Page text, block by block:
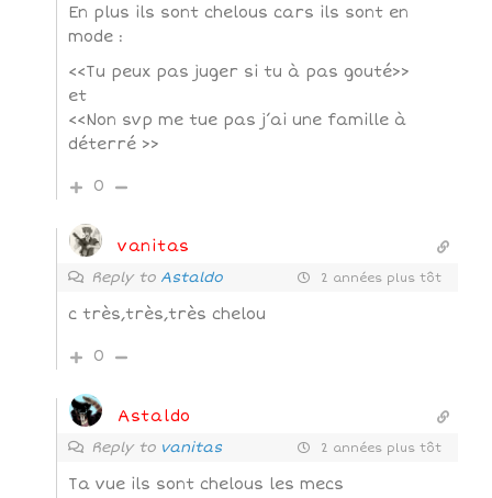
En plus ils sont chelous cars ils sont en
mode :
<<Tu peux pas juger si tu à pas gouté>>
et
<<Non svp me tue pas j’ai une famille à
déterré >>
0
vanitas
Reply to Astaldo 2 années plus tôt
c très,très,très chelou
0
Astaldo
Reply to vanitas 2 années plus tôt
Ta vue ils sont chelous les mecs